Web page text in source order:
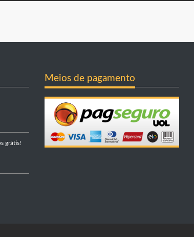
grátis!
Meios de pagamento